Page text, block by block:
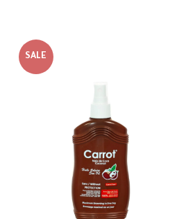
SALE